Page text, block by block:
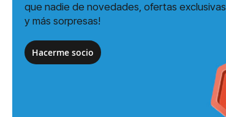
que nadie de novedades, ofertas exclusivas
y más sorpresas!
Hacerme socio